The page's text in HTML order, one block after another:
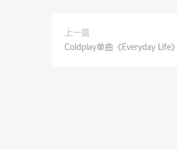
上一篇
Coldplay单曲《Everyday Life